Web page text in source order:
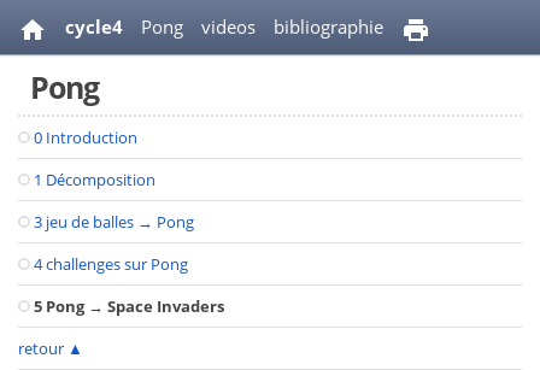
cycle4 Pong videos bibliographie
Pong
0 Introduction
1 Décomposition
3 jeu de balles → Pong
4 challenges sur Pong
5 Pong → Space Invaders
retour ▲